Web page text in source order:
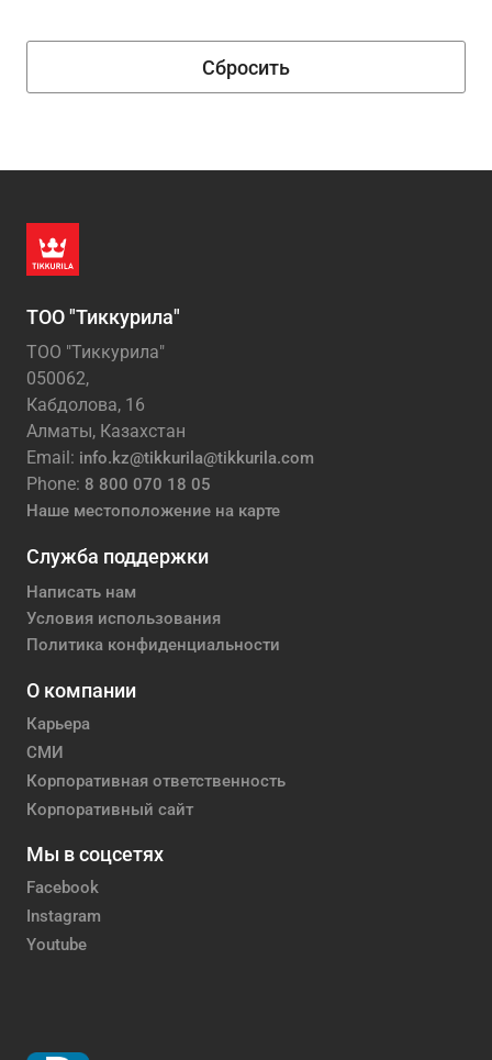
Сбросить
ТОО "Тиккурила"
ТОО "Тиккурила"
050062,
Кабдолова, 16
Алматы, Казахстан
Email: info.kz@tikkurila@tikkurila.com
Phone: 8 800 070 18 05
Наше местоположение на карте
Служба поддержки
Написать нам
Условия использования
Политика конфиденциальности
О компании
Карьера
СМИ
Корпоративная ответственность
Корпоративный сайт
Мы в соцсетях
Facebook
Instagram
Youtube